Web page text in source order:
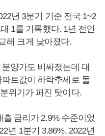
년 3분기 기준 전국 1~2
1를 기록했다. 1년 전인
해 크게 낮아졌다.
양가도 비싸졌는데 대
트값이 하락추세로 돌
위기가 퍼진 탓이다.
금리가 2.9% 수준이었
년 1분기 3.86%, 2022년